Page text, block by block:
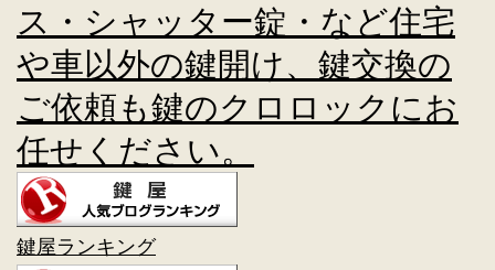
ス・シャッター錠・など住宅
や車以外の鍵開け、鍵交換の
ご依頼も鍵のクロロックにお
任せください。
鍵屋ランキング